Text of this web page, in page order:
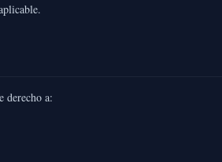
derecho a: